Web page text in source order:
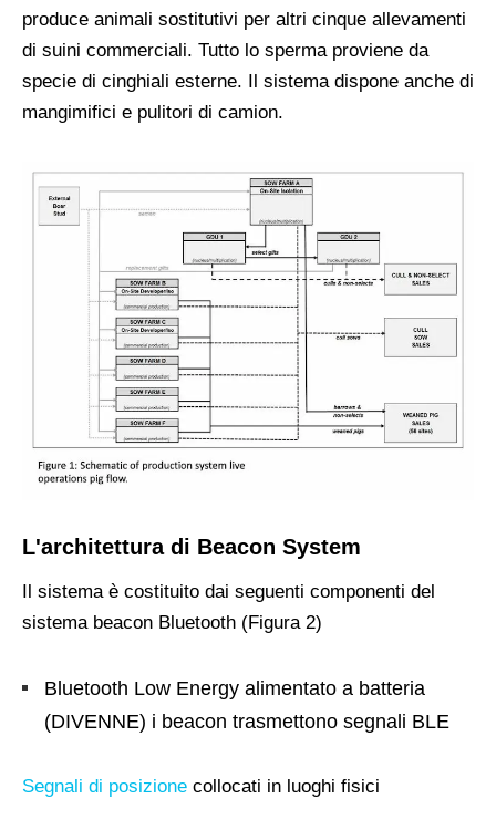
produce animali sostitutivi per altri cinque allevamenti
di suini commerciali. Tutto lo sperma proviene da
specie di cinghiali esterne. Il sistema dispone anche di
mangimifici e pulitori di camion.
L'architettura di Beacon System
Il sistema è costituito dai seguenti componenti del
sistema beacon Bluetooth (Figura 2)
Bluetooth Low Energy alimentato a batteria
(DIVENNE) i beacon trasmettono segnali BLE
Segnali di posizione collocati in luoghi fisici